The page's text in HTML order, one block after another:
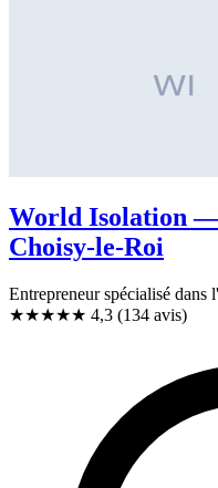
World Isolation —
Choisy-le-Roi
Entrepreneur spécialisé dans
★★★★★ 4,3 (134 avis)